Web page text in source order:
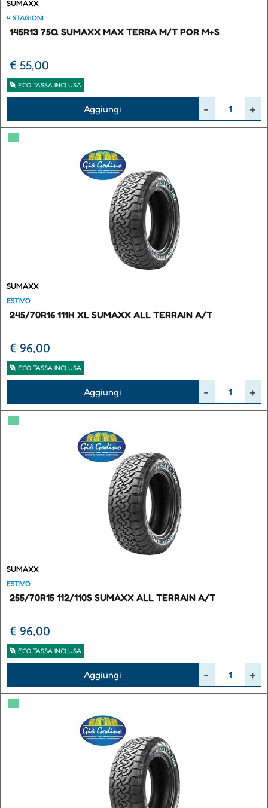
SUMAXX
4 STAGIONI
145R13 75Q SUMAXX MAX TERRA M/T POR M+S
€ 55,00
ECO TASSA INCLUSA
Aggiungi
▀
SUMAXX
ESTIVO
245/70R16 111H XL SUMAXX ALL TERRAIN A/T
€ 96,00
ECO TASSA INCLUSA
Aggiungi
▀
SUMAXX
ESTIVO
255/70R15 112/110S SUMAXX ALL TERRAIN A/T
€ 96,00
ECO TASSA INCLUSA
Aggiungi
▀